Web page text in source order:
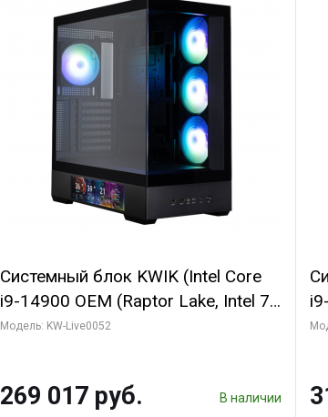
Системный блок KWIK (Intel Core
i9-14900 OEM (Raptor Lake, Intel 7,
C24 16EC/8PC// 64 ГБ ОЗУ (2
256bit 3xDP HD/ 512 ГБ SSD)
Модель: KW-Live0052
269 017 руб. В наличии